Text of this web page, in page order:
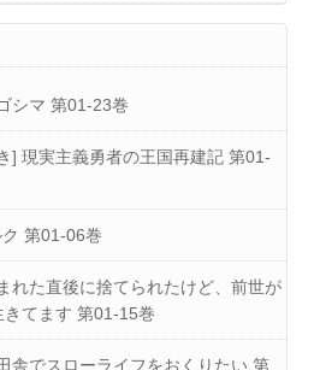
シマ 第01-23巻
] 現実主義勇者の王国再建記 第01-
第01-06巻
れた直後に捨てられたけど、前世が
てます 第01-15巻
舎でスローライフをおくりたい 第